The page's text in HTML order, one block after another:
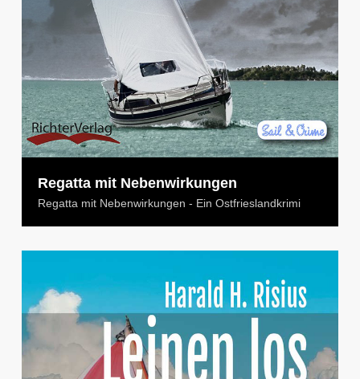
Regatta mit Nebenwirkungen
Regatta mit Nebenwirkungen - Ein Ostfrieslandkrimi